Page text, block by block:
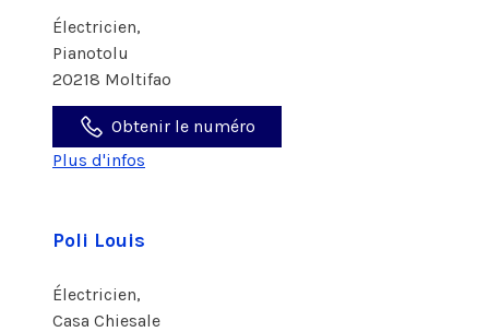
Électricien,
Pianotolu
20218 Moltifao
Obtenir le numéro
Plus d'infos
Poli Louis
Électricien,
Casa Chiesale